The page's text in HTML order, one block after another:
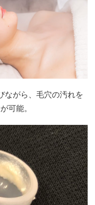
ながら、毛穴の汚れを
可能。